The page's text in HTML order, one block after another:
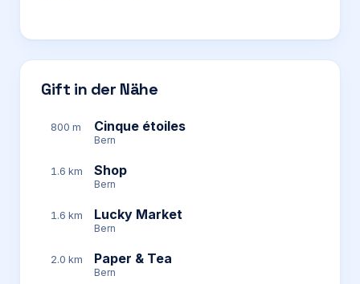
Gift in der Nähe
800 m Cinque étoiles
Bern
1.6 km Shop
Bern
1.6 km Lucky Market
Bern
2.0 km Paper & Tea
Bern